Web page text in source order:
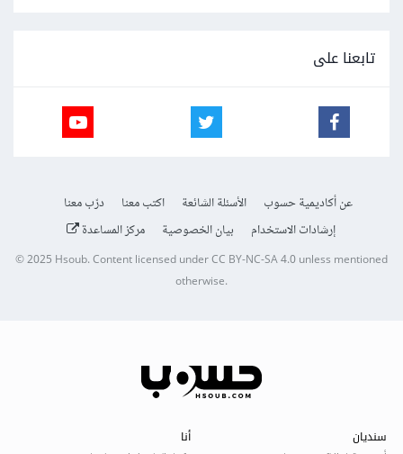
تابعنا على
عن أكاديمية حسوب الأسئلة الشائعة اكتب معنا
درّب معنا
إرشادات الاستخدام
بيان الخصوصية مركز المساعدة
© 2025Hsoub.Content licensed underCC BY-NC-SA 4.0unless mentioned
otherwise.